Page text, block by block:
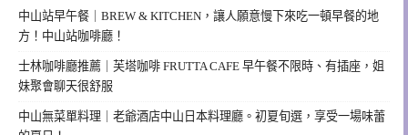
中山站早午餐｜BREW & KITCHEN，讓人願意慢下來吃一頓早餐的地
方！中山站咖啡廳！
士林咖啡廳推薦｜芙塔咖啡 FRUTTA CAFE 早午餐不限時、有插座，姐
妹聚會聊天很舒服
中山無菜單料理｜老爺酒店中山日本料理廳。初夏旬選，享受一場味蕾